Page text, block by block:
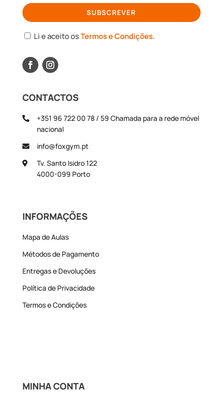
Li e aceito osTermos e Condições.
CONTACTOS
+351 96 722 00 78 / 59 Chamada para a rede móvel
nacional
info@foxgym.pt
Tv. Santo Isidro 122
4000-099 Porto
INFORMAÇÕES
Mapa de Aulas
Métodos de Pagamento
Entregas e Devoluções
Política de Privacidade
Termos e Condições
MINHA CONTA